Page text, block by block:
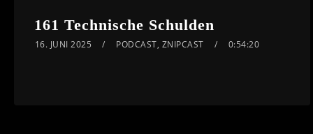
161 Technische Schulden
16. JUNI 2025 PODCAST, ZNIPCAST 0:54:20